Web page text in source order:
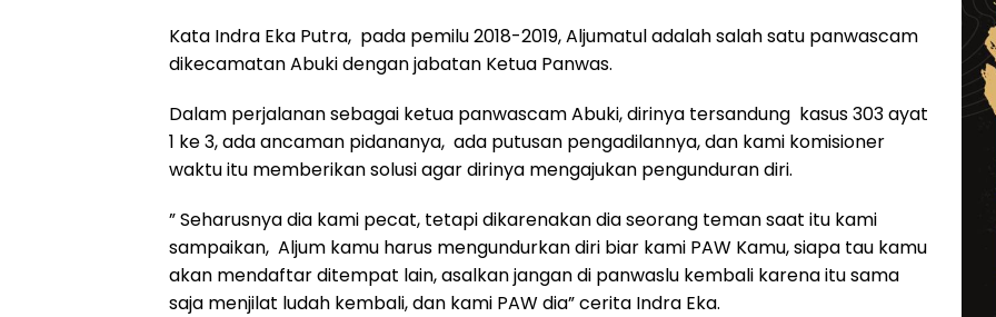
Kata Indra Eka Putra, pada pemilu 2018-2019, Aljumatul adalah salah satu panwascam
dikecamatan Abuki dengan jabatan Ketua Panwas.
Dalam perjalanan sebagai ketua panwascam Abuki, dirinya tersandung kasus 303 ayat
1 ke 3, ada ancaman pidananya, ada putusan pengadilannya, dan kami komisioner
waktu itu memberikan solusi agar dirinya mengajukan pengunduran diri.
” Seharusnya dia kami pecat, tetapi dikarenakan dia seorang teman saat itu kami
sampaikan, Aljum kamu harus mengundurkan diri biar kami PAW Kamu, siapa tau kamu
akan mendaftar ditempat lain, asalkan jangan di panwaslu kembali karena itu sama
saja menjilat ludah kembali, dan kami PAW dia” cerita Indra Eka.